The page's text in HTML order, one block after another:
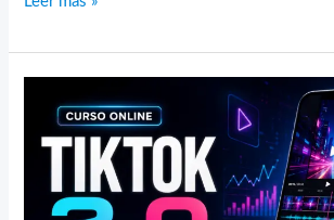
crece
automatiza